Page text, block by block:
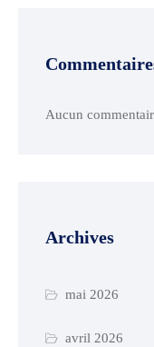
Aucun
Archives
mai 2026
avril 2026